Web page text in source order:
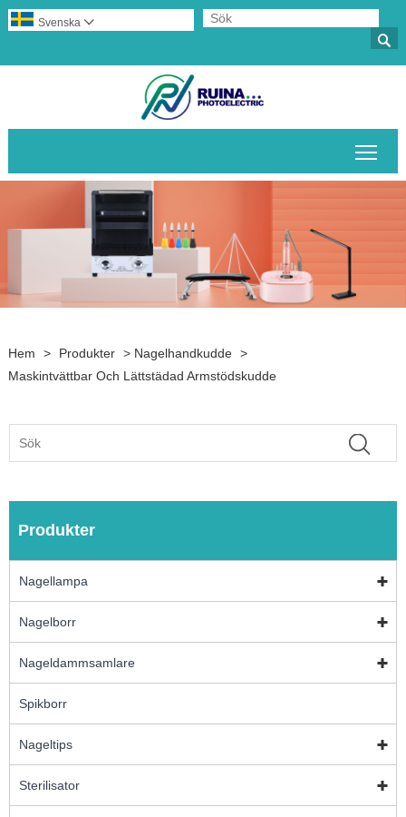

Svenska 
Hem > Produkter > Nagelhandkudde >
Maskintvättbar Och Lättstädad Armstödskudde
Produkter
Nagellampa
Nagelborr
Nageldammsamlare
Spikborr
Nageltips
Sterilisator